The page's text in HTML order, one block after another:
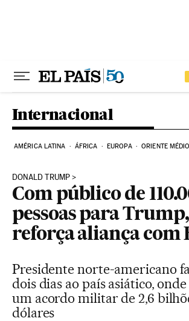
Internacional
AMÉRICA LATINA ÁFRICA EUROPA ORIENTE MÉDIO
DONALD TRUMP
Com público de
pessoas para
reforça aliança com
Presidente norte-americano
dois dias ao país asiático,
um acordo militar de 2,6
dólares